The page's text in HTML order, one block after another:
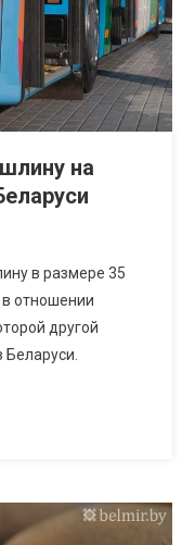
на
в размере 35
отношении
другой